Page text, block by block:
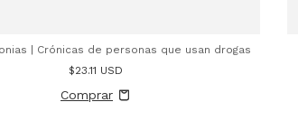
| Crónicas de personas que usan drogas
$23.11 USD